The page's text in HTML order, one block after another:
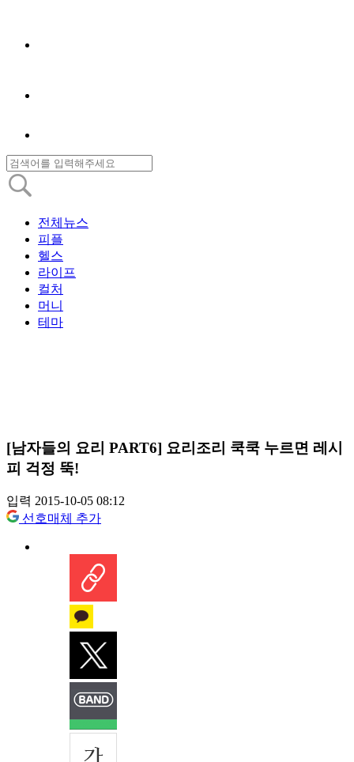
전체뉴스
피플
헬스
라이프
컬처
머니
테마
[남자들의 요리 PART6] 요리조리 쿡쿡 누르면 레시
피 걱정 뚝!
입력 2015-10-05 08:12
선호매체 추가